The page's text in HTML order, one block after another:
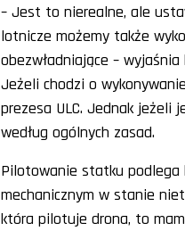
– Jest to nierealne, ale
lotnicze możemy także
obezwładniające – wyjaśnia
Jeżeli chodzi o
prezesa ULC. Jednak jeżeli
według ogólnych zasad.
Pilotowanie statku podlega
mechanicznym w stanie
która pilotuje drona, to